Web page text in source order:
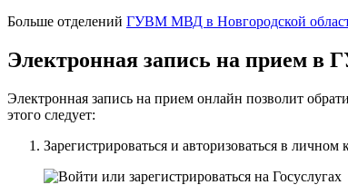
Больше отделений ГУВМ МВД в Новгородской
Электронная запись на прием
Электронная запись на прием онлайн позволит
этого следует:
Зарегистрироваться и авторизоваться в личном